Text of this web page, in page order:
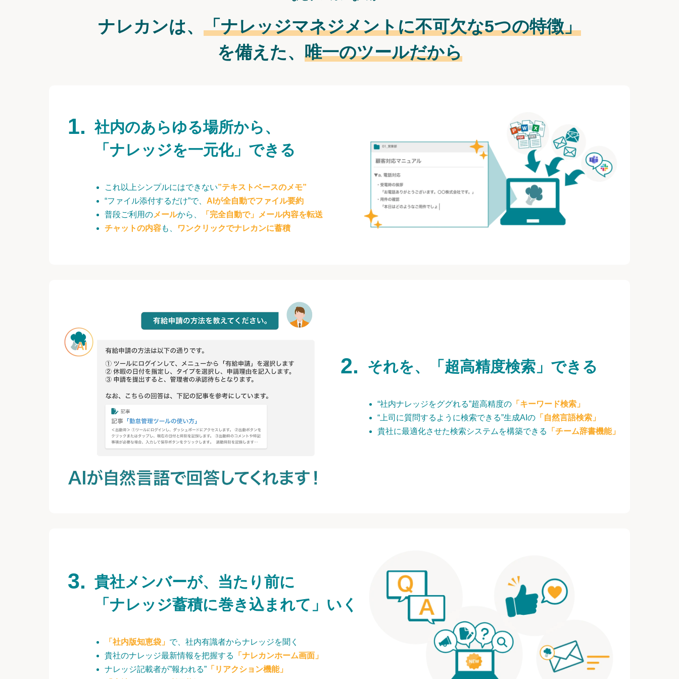
ナレカンは、 「ナレッジマネジメントに不可欠な5つの特徴」
を備えた、 唯一のツールだから
社内のあらゆる場所から、
「ナレッジを一元化」できる
これ以上シンプルにはできない”テキストベースのメモ”
“ファイル添付するだけ”で、 AIが全自動でファイル要約
普段ご利用のメールから、
「完全自動で」メール内容を転送
チャットの内容も、 ワンクリックでナレカンに蓄積
それを、「超高精度検索」できる
“社内ナレッジをググれる”超高精度の 「キーワード検索」
“上司に質問するように検索できる”生成AIの 「自然言語検索」
貴社に最適化させた検索システムを構築できる
「チーム辞書機能」
貴社メンバーが、当たり前に
「ナレッジ蓄積に巻き込まれて」いく
「社内版知恵袋」 で、社内有識者からナレッジを聞く
貴社のナレッジ最新情報を把握する
「ナレカンホーム画面」
ナレッジ記載者が”報われる” 「リアクション機能」